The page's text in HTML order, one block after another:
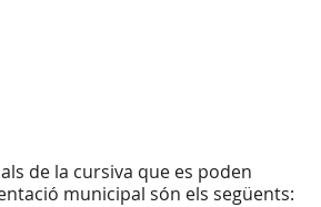
de la cursiva que es poden
municipal són els següents: